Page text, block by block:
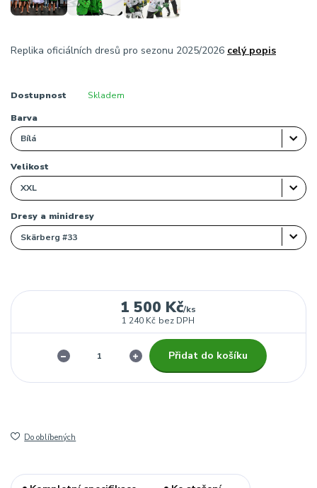
Replika oficiálních dresů pro sezonu 2025/2026 celý popis
Dostupnost Skladem
Barva
Velikost
Dresy a minidresy
1 500 Kč/ks
1 240 Kč bez DPH
Přidat do košíku
Do oblíbených